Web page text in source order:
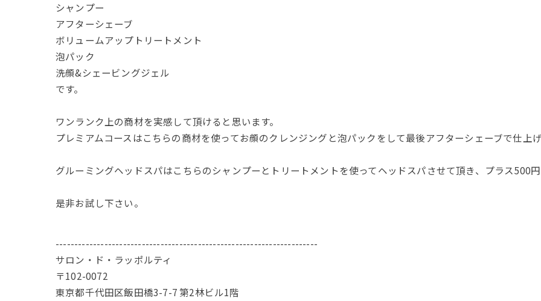
シャンプー
アフターシェーブ
ボリュームアップトリートメント
泡パック
洗顔&シェービングジェル
です。
ワンランク上の商材を実感して頂けると思います。
プレミアムコースはこちらの商材を使ってお顔のクレンジングと泡パックをして最後アフターシェーブで仕上げ
グルーミングヘッドスパはこちらのシャンプーとトリートメントを使ってヘッドスパさせて頂き、プラス500
是非お試し下さい。
----------------------------------------------------------------------
サロン・ド・ラッポルティ
〒102-0072
東京都千代田区飯田橋3-7-7 第2林ビル1階